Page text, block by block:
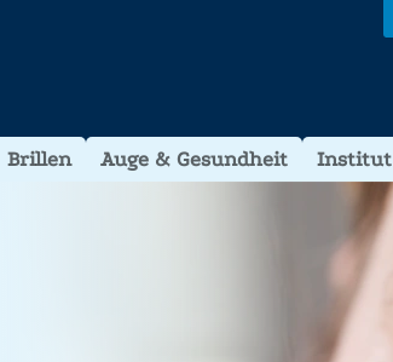
Brillen Auge & Gesundheit Institut